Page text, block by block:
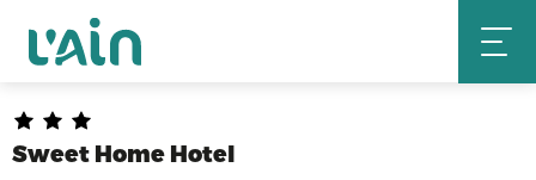
contenu
Startseite
Sweet Home Hotel